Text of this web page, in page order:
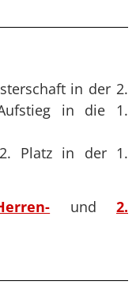
in der 2.
in die 1.
Platz in der 1.
und2.